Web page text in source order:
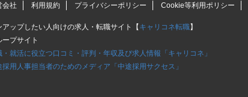
会社
利用規約 プライバシーポリシー Cookie等利用ポリシー
アップしたい人向けの求人・転職サイト【 キャリコネ転職】
ープサイト
・就活に役立つ口コミ・評判・年収及び求人情報「キャリコネ」
採用人事担当者のためのメディア「中途採用サクセス」